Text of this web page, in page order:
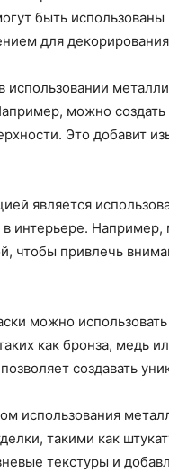
быть
для
можно
Это добавит
является
интерьере.
чтобы привлечь
можно
как бронза, медь
создавать
использования
такими как
текстуры и